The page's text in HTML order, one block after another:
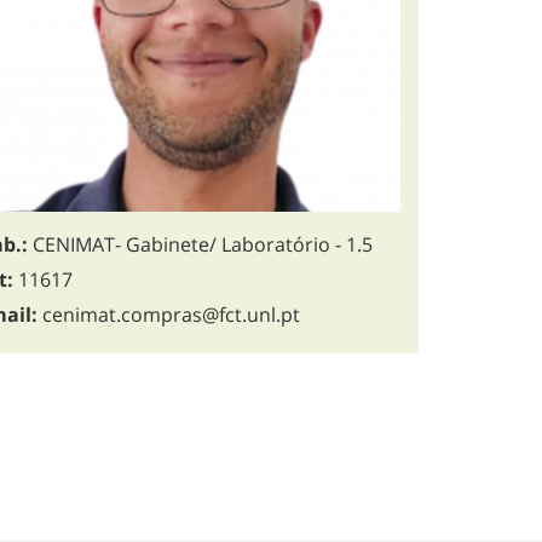
CENIMAT- Gabinete/ Laboratório - 1.5
11617
cenimat.compras@fct.unl.pt